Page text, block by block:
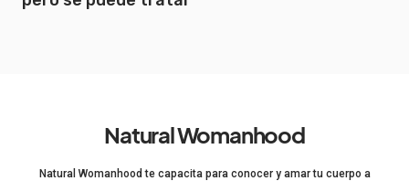
Natural Womanhood
Natural Womanhood te capacita para conocer y amar tu cuerpo a